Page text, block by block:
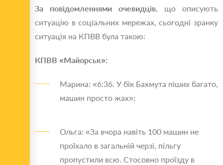
За повідомленнями очевидців, що описують
ситуацію в соціальних мережах, сьогодні зранку
ситуація на КПВВ була такою:
КПВВ «Майорськ»:
Марина: «6:36. У бік Бахмута піших багато,
машин просто жах»;
Ольга: «За вчора навіть 100 машин не
проїхало в загальній черзі, пільгу
пропустили всю. Стосовно проїзду в